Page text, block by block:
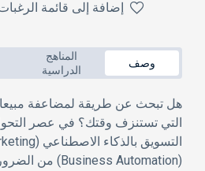
وصف
المناهج
الدراسية
هل تبحث عن طريقة لمضاعفة
التي تستنزف وقتك؟ في عصر
التسويق بالذكاء الاصطناعي (AI Marketing)
(Business Automation)
من
إضافة إلى قائمة